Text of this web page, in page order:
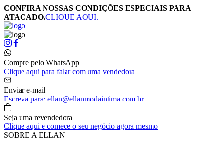
CONFIRA NOSSAS CONDIÇÕES ESPECIAIS PARA
ATACADO.CLIQUE AQUI.
Compre pelo WhatsApp
Clique aqui para falar com uma vendedora
Enviar e-mail
Escreva para: ellan@ellanmodaintima.com.br
Seja uma revendedora
Clique aqui e comece o seu negócio agora mesmo
SOBRE A ELLAN